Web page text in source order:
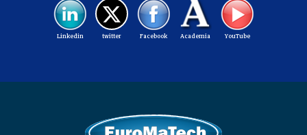
YouTube
Academia
Facebook
twitter
Linkedin